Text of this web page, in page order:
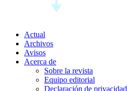
Actual
Archivos
Avisos
Acerca de
Sobre la revista
Equipo editorial
Declaración de privacidad